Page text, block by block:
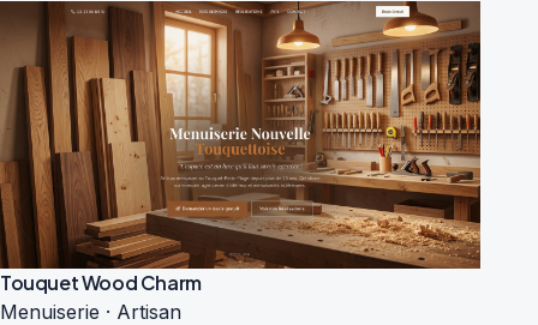
Touquet Wood Charm
Menuiserie · Artisan